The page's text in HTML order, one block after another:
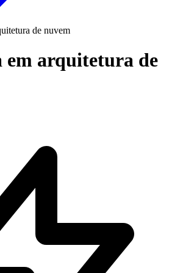
de nuvem
em arquitetura de